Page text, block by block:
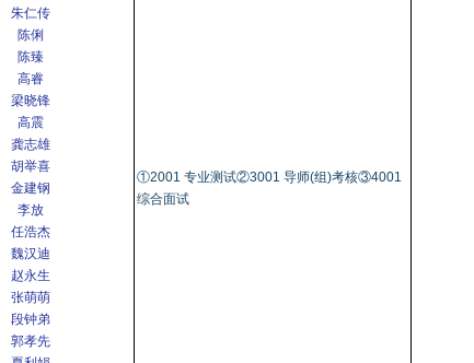
朱仁传
陈俐
陈臻
高睿
梁晓锋
高震
龚志雄
胡举喜
金建钢
李放
任浩杰
魏汉迪
赵永生
张萌萌
段钟弟
郭孝先
①2001 专业测试②3001 导师(组)考核③4001
综合面试